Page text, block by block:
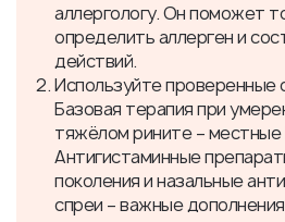
аллергологу. Он поможет
определить аллерген и
действий.
Используйте проверенные
Базовая терапия при
тяжёлом рините –
Антигистаминные
поколения и назальные
спреи – важные